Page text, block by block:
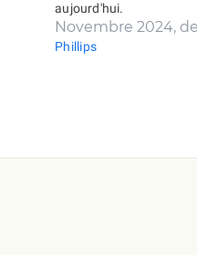
aujourd'hui.
Novembre 2024, de
Phillips